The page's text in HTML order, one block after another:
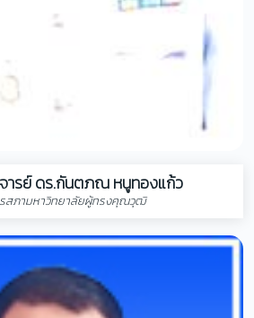
ารย์ ดร.กันตภณ หนูทองแก้ว
สภามหาวิทยาลัยผู้ทรงคุณวุฒิ